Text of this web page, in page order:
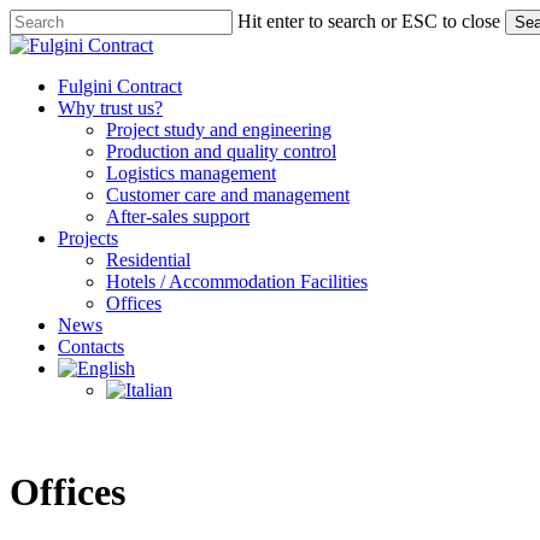
Skip
to
content
Hit enter to search or ESC to close
Close
Menu
Fulgini Contract
Why trust us?
Project study and engineering
Production and quality control
Logistics management
Customer care and management
After-sales support
Projects
Residential
Hotels / Accommodation Facilities
Offices
News
Contacts
Offices